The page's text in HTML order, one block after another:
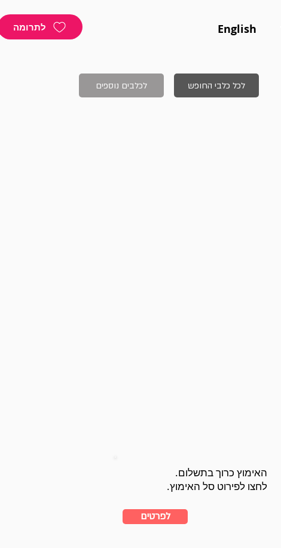
לתרומה English
לכלבים נוספים לכל כלבי החופש
האימוץ כרוך בתשלום.
לחצו לפירוט סל האימוץ.
לפרטים